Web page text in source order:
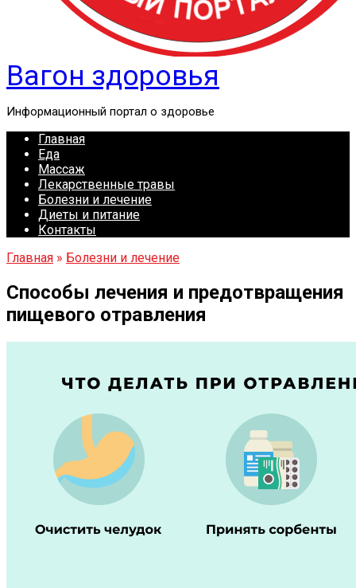
Вагон здоровья
Информационный портал о здоровье
Главная
Еда
Массаж
Лекарственные травы
Болезни и лечение
Диеты и питание
Контакты
Главная » Болезни и лечение
Способы лечения и предотвращения
пищевого отравления